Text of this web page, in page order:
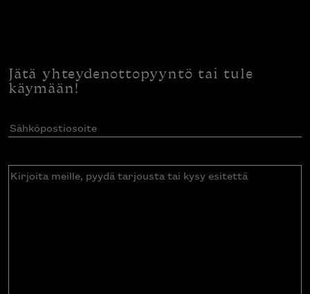
Jätä yhteydenottopyyntö tai tule
käymään!
Sähköpostiosoite(Pakollinen)
Kirjoita